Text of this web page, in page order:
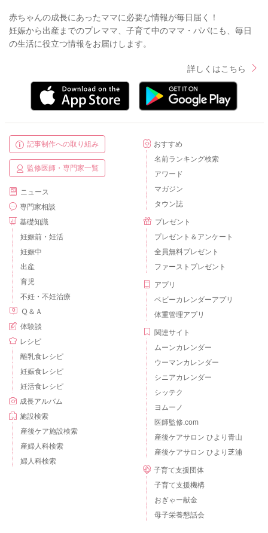
赤ちゃんの成長にあったママに必要な情報が毎日届く！
妊娠から出産までのプレママ、子育て中のママ・パパにも、毎日
の生活に役立つ情報をお届けします。
詳しくはこちら
記事制作への取り組み
監修医師・専門家一覧
ニュース
専門家相談
基礎知識
妊娠前・妊活
妊娠中
出産
育児
不妊・不妊治療
Ｑ＆Ａ
体験談
レシピ
離乳食レシピ
妊娠食レシピ
妊活食レシピ
成長アルバム
施設検索
産後ケア施設検索
産婦人科検索
婦人科検索
おすすめ
名前ランキング検索
アワード
マガジン
タウン誌
プレゼント
プレゼント＆アンケート
全員無料プレゼント
ファーストプレゼント
アプリ
ベビーカレンダーアプリ
体重管理アプリ
関連サイト
ムーンカレンダー
ウーマンカレンダー
シニアカレンダー
シッテク
ヨムーノ
医師監修.com
産後ケアサロン ひより青山
産後ケアサロン ひより芝浦
子育て支援団体
子育て支援機構
おぎゃー献金
母子栄養懇話会